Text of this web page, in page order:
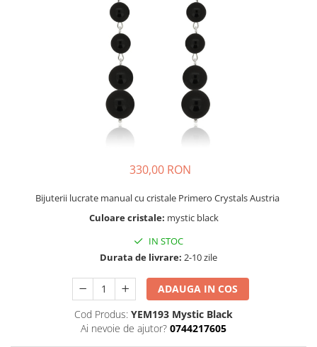
330,00 RON
Bijuterii lucrate manual cu cristale Primero Crystals Austria
Culoare cristale: mystic black
IN STOC
Durata de livrare: 2-10 zile
ADAUGA IN COS
Cod Produs: YEM193 Mystic Black
Ai nevoie de ajutor? 0744217605